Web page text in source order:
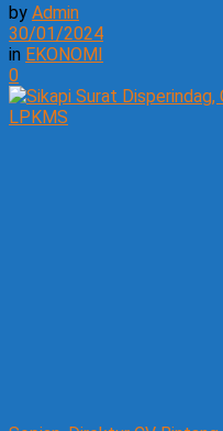
by Admin
30/01/2024
in EKONOMI
0